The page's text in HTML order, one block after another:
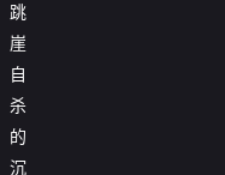
跳
崖
自
杀
的
沉